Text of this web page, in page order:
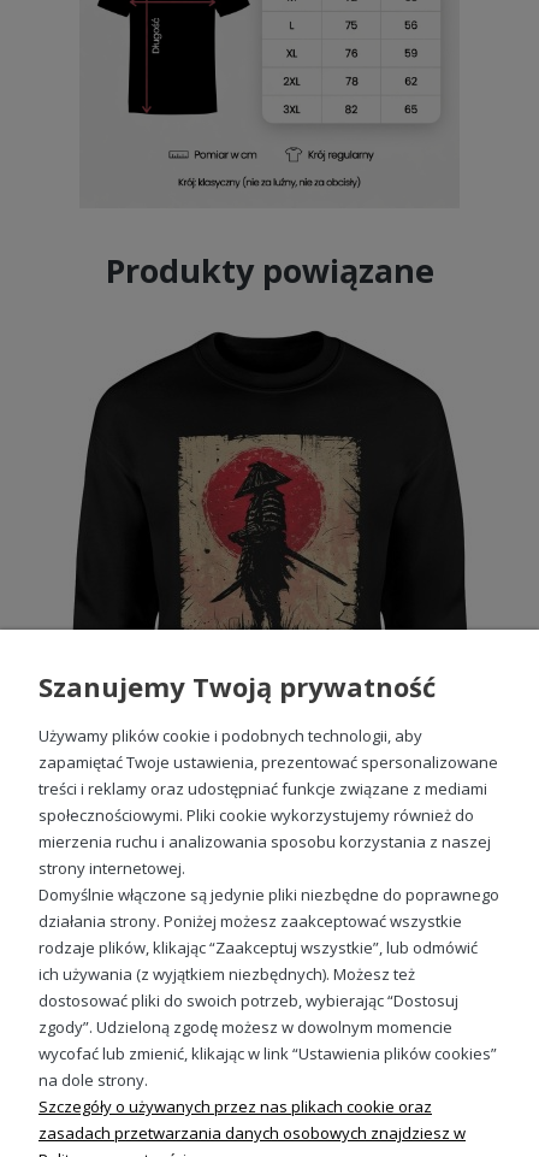
Produkty powiązane
89,88 zł
Sprawdź nasze social media
Szanujemy Twoją prywatność
Używamy plików cookie i podobnych technologii, aby
zapamiętać Twoje ustawienia, prezentować spersonalizowane
treści i reklamy oraz udostępniać funkcje związane z mediami
społecznościowymi. Pliki cookie wykorzystujemy również do
mierzenia ruchu i analizowania sposobu korzystania z naszej
strony internetowej.
Domyślnie włączone są jedynie pliki niezbędne do poprawnego
działania strony. Poniżej możesz zaakceptować wszystkie
rodzaje plików, klikając “Zaakceptuj wszystkie”, lub odmówić
ich używania (z wyjątkiem niezbędnych). Możesz też
dostosować pliki do swoich potrzeb, wybierając “Dostosuj
zgody”. Udzieloną zgodę możesz w dowolnym momencie
wycofać lub zmienić, klikając w link “Ustawienia plików cookies”
na dole strony.
Szczegóły o używanych przez nas plikach cookie oraz
zasadach przetwarzania danych osobowych znajdziesz w